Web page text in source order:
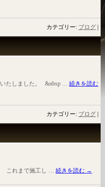
カテゴリー: ブログ
いたしました。 &nbsp …続きを読む
カテゴリー: ブログ
これまで施工し …続きを読む →